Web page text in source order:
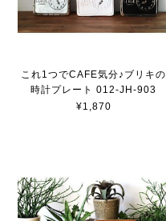
これ1つでCAFE気分♪ブリキの
時計プレート 012-JH-903
¥1,870